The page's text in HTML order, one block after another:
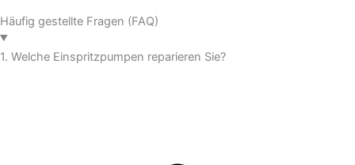
Häufig gestellte Fragen (FAQ)
1. Welche Einspritzpumpen reparieren Sie?